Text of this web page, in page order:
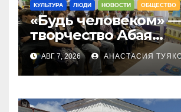
КУЛЬТУРА ЛЮДИ НОВОСТИ ОБЩЕСТВО
«Будь человеком» —
творчество Абая
вспоминала
Петропавловска
АВГ 7, 2026 АНАСТАСИЯ